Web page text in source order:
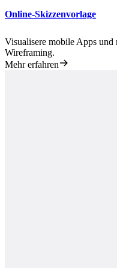
Online-Skizzenvorlage
Visualisere mobile Apps
Wireframing.
Mehr erfahren